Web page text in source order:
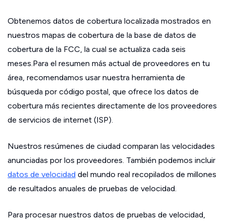
Obtenemos datos de cobertura localizada mostrados en
nuestros mapas de cobertura de la base de datos de
cobertura de la FCC, la cual se actualiza cada seis
meses.Para el resumen más actual de proveedores en tu
área, recomendamos usar nuestra herramienta de
búsqueda por código postal, que ofrece los datos de
cobertura más recientes directamente de los proveedores
de servicios de internet (ISP).
Nuestros resúmenes de ciudad comparan las velocidades
anunciadas por los proveedores. También podemos incluir
datos de velocidad del mundo real recopilados de millones
de resultados anuales de pruebas de velocidad.
Para procesar nuestros datos de pruebas de velocidad,